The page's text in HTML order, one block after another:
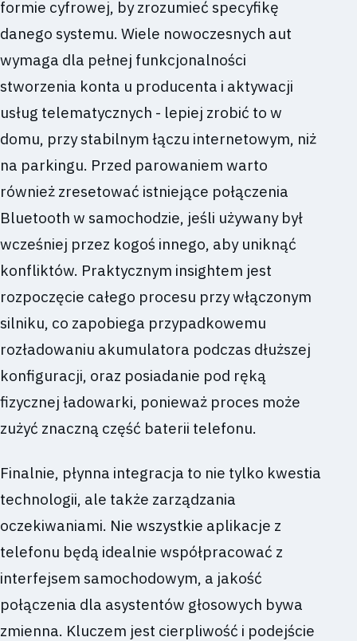
formie cyfrowej, by zrozumieć specyfikę
danego systemu. Wiele nowoczesnych aut
wymaga dla pełnej funkcjonalności
stworzenia konta u producenta i aktywacji
usług telematycznych - lepiej zrobić to w
domu, przy stabilnym łączu internetowym, niż
na parkingu. Przed parowaniem warto
również zresetować istniejące połączenia
Bluetooth w samochodzie, jeśli używany był
wcześniej przez kogoś innego, aby uniknąć
konfliktów. Praktycznym insightem jest
rozpoczęcie całego procesu przy włączonym
silniku, co zapobiega przypadkowemu
rozładowaniu akumulatora podczas dłuższej
konfiguracji, oraz posiadanie pod ręką
fizycznej ładowarki, ponieważ proces może
zużyć znaczną część baterii telefonu.
Finalnie, płynna integracja to nie tylko kwestia
technologii, ale także zarządzania
oczekiwaniami. Nie wszystkie aplikacje z
telefonu będą idealnie współpracować z
interfejsem samochodowym, a jakość
połączenia dla asystentów głosowych bywa
zmienna. Kluczem jest cierpliwość i podejście